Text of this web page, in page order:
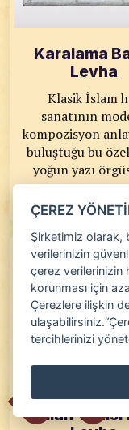
Karalama
Levha
Klasik İslam
sanatının
kompozisyon
buluştuğu bu
yoğun yazı
ritmik form
dikkat
karakteri ile
detaylı
klasik hat
çağdaş bir
KOD: 0177
Ahmet Zeki
ÖLÇÜLER: 51x
ÖZELLİKLERİ:
Allah Yazısı
ÇEREZ
Şirketimiz olarak,
verilerinizin
çerez verilerinizin
korunması için
Çerezlere ilişkin
tercihlerinizi